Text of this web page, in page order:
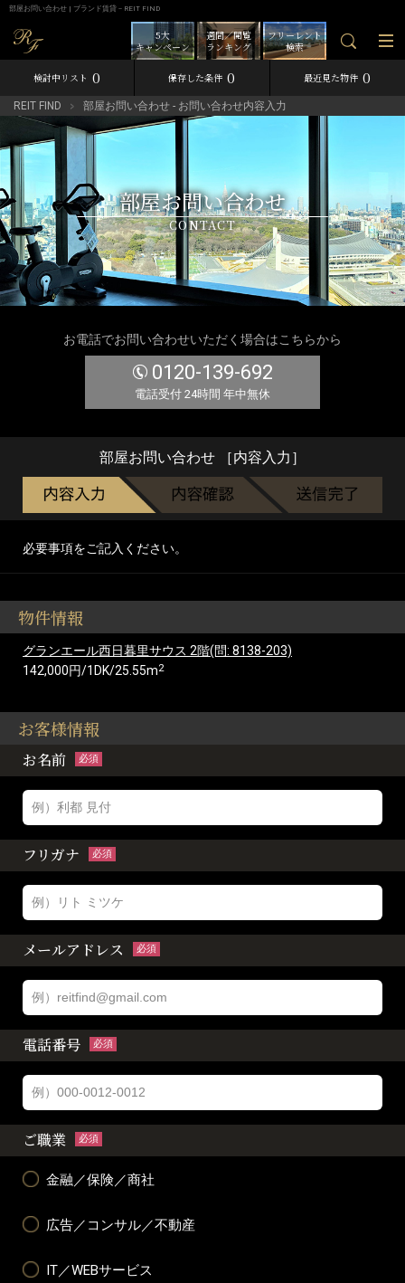
部屋お問い合わせ | ブランド賃貸－REIT FIND
フリーレント
検索
週間／閲覧
ランキング
5大
キャンペーン
検討中リスト 0 保存した条件 0 最近見た物件 0
REIT FIND 部屋お問い合わせ - お問い合わせ内容入力
部屋お問い合わせ
CONTACT
お電話でお問い合わせいただく場合はこちらから
0120-139-692
電話受付 24時間 年中無休
部屋お問い合わせ ［内容入力］
必要事項をご記入ください。
物件情報
グランエール西日暮里サウス 2階(問: 8138-203)
142,000円/1DK/25.55m2
お客様情報
お名前 必須
フリガナ 必須
メールアドレス 必須
電話番号 必須
ご職業 必須
金融／保険／商社
広告／コンサル／不動産
IT／WEBサービス